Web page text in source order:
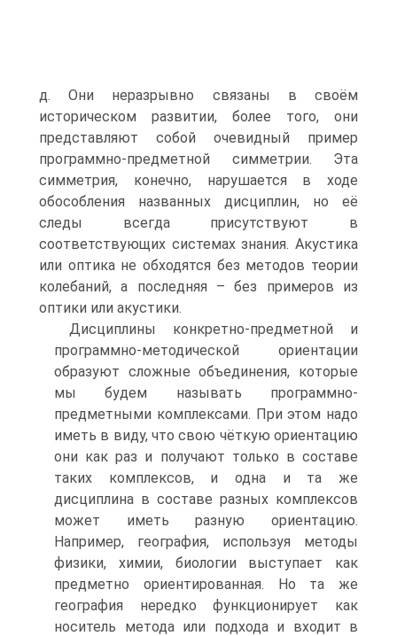
д. Они неразрывно связаны в своём
историческом развитии, более того, они
представляют собой очевидный пример
программно-предметной симметрии. Эта
симметрия, конечно, нарушается в ходе
обособления названных дисциплин, но её
следы всегда присутствуют в
соответствующих системах знания. Акустика
или оптика не обходятся без методов теории
колебаний, а последняя – без примеров из
оптики или акустики.
Дисциплины конкретно-предметной и
программно-методической ориентации
образуют сложные объединения, которые
мы будем называть программно-
предметными комплексами. При этом надо
иметь в виду, что свою чёткую ориентацию
они как раз и получают только в составе
таких комплексов, и одна и та же
дисциплина в составе разных комплексов
может иметь разную ориентацию.
Например, география, используя методы
физики, химии, биологии выступает как
предметно ориентированная. Но та же
география нередко функционирует как
носитель метода или подхода и входит в